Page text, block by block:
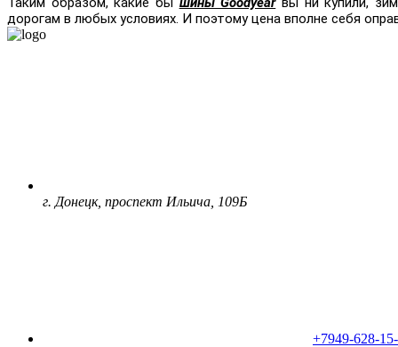
дорогам в любых условиях. И поэтому цена вполне себя
г. Донецк, проспект Ильича, 109Б
+7949-628-